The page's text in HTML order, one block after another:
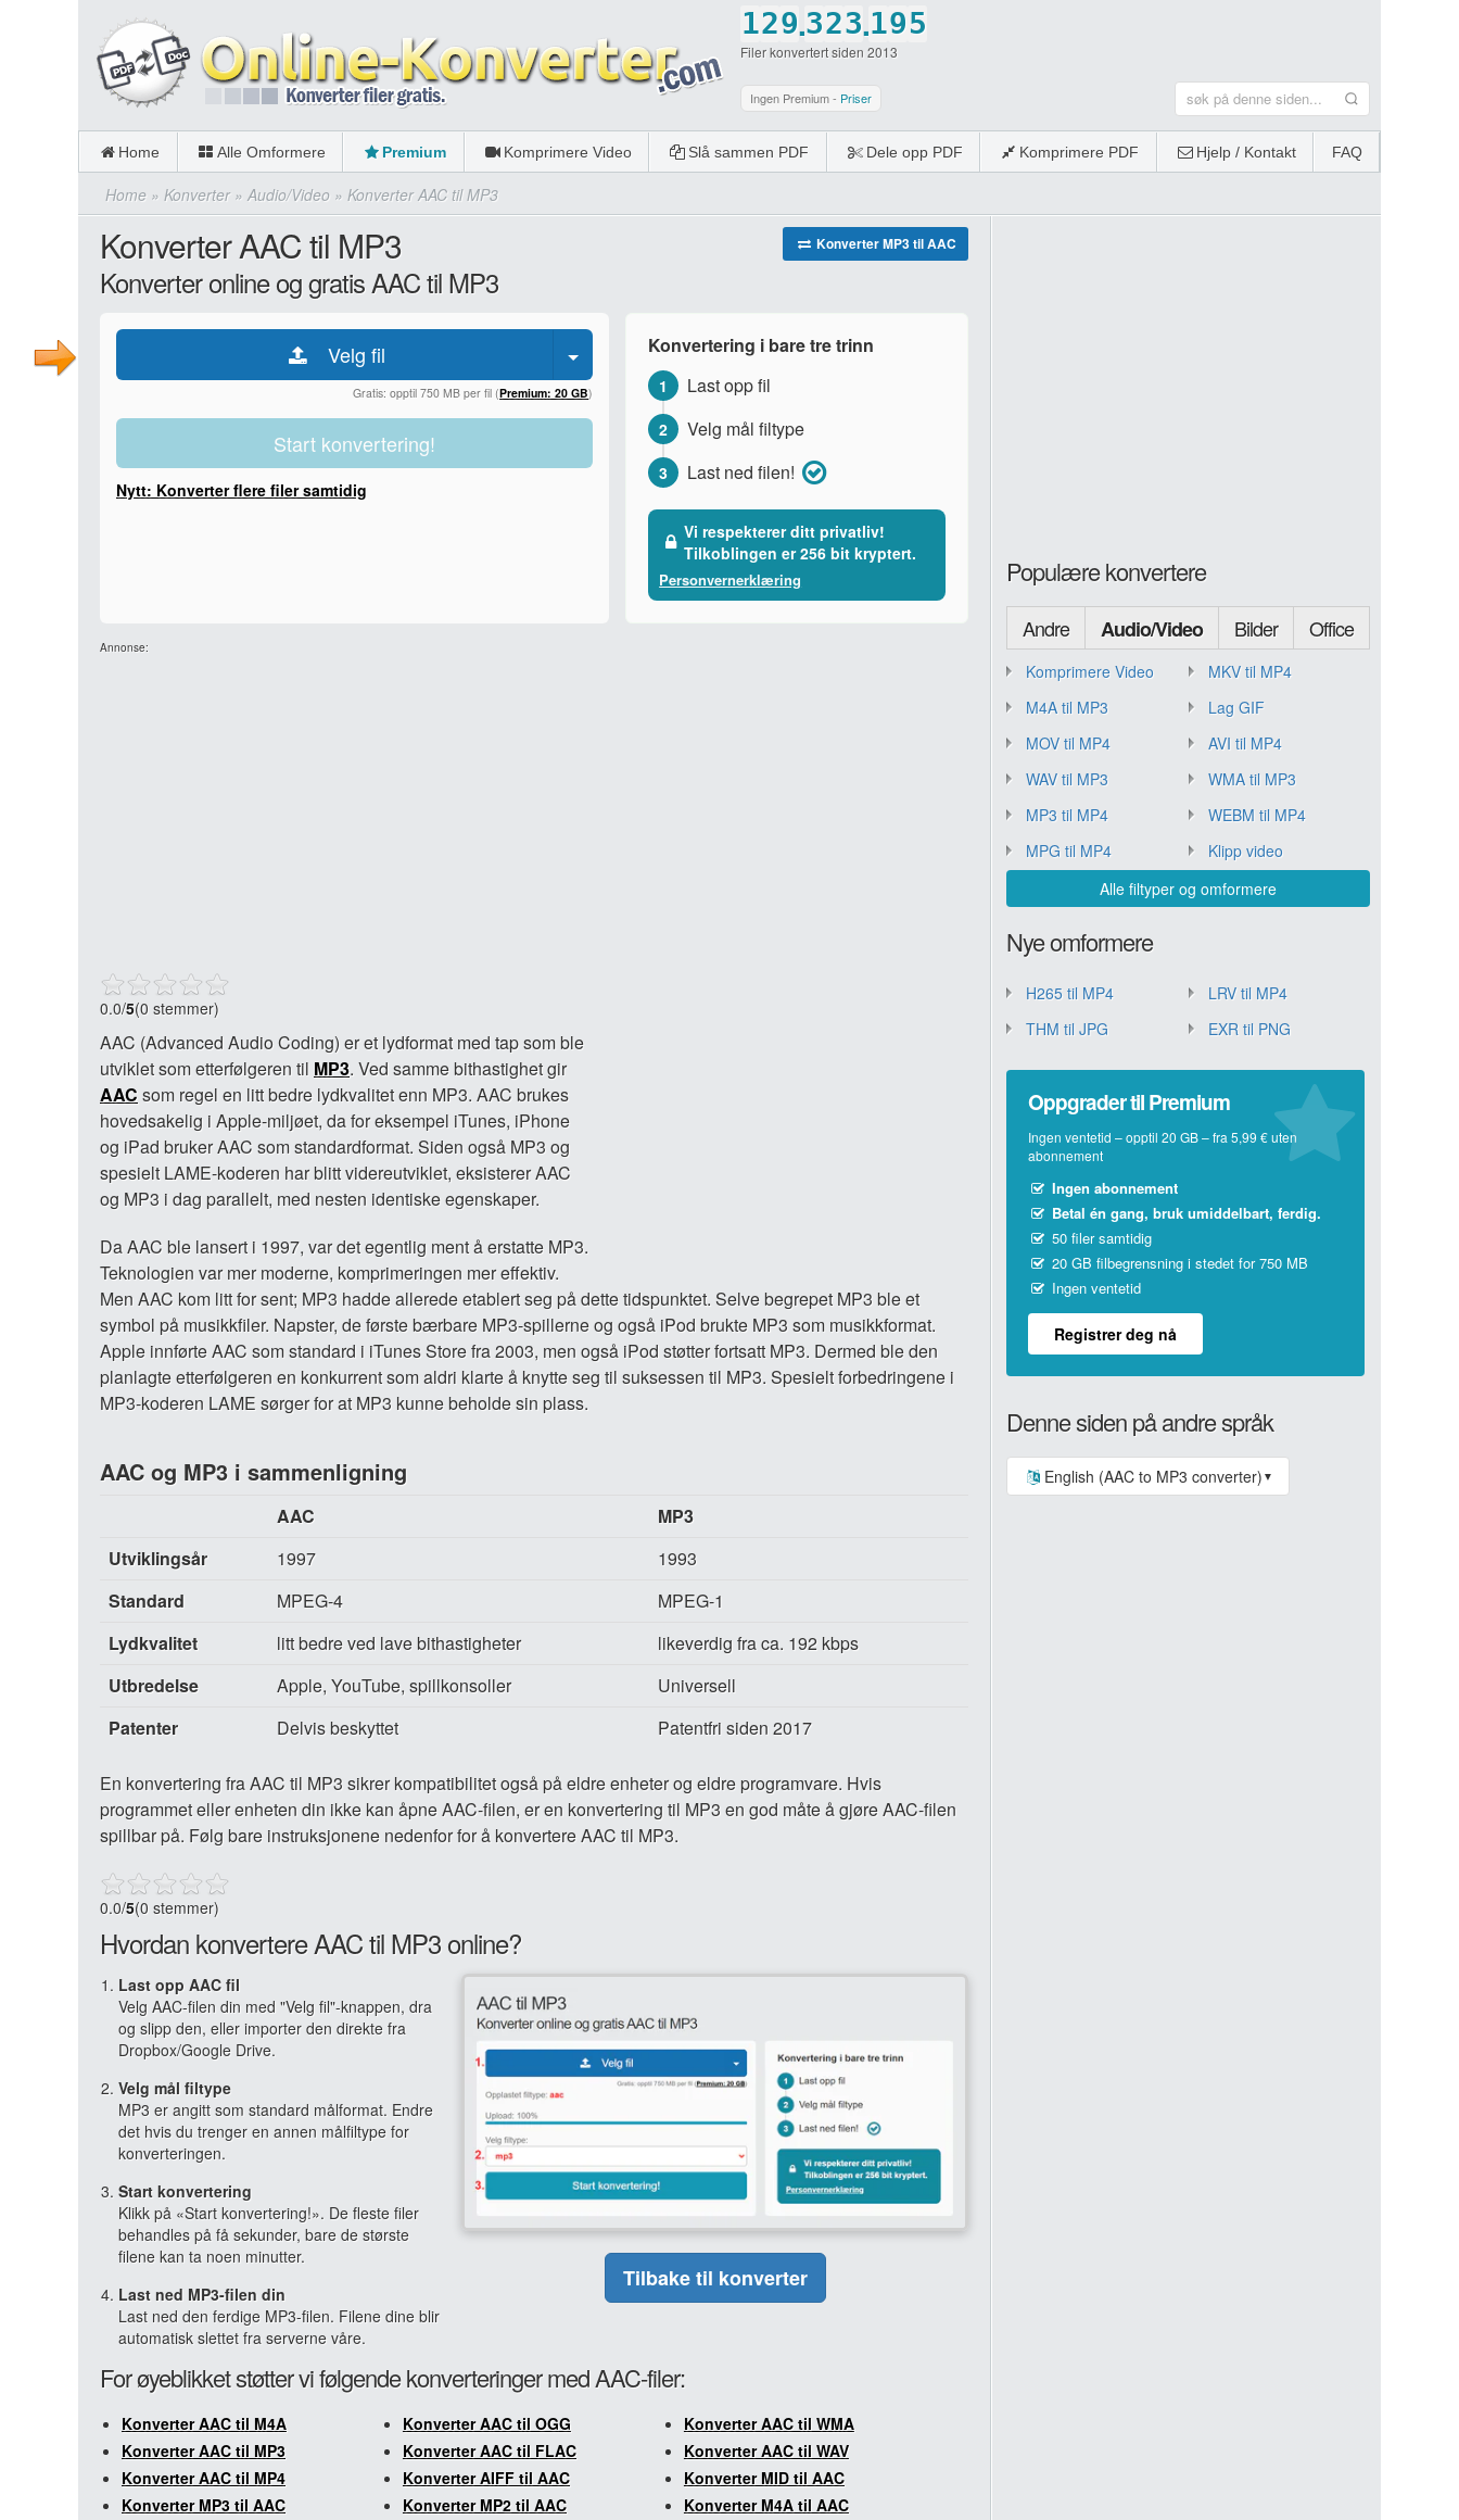
1
2
3
4
5
6
0
2
3
4
5
6
7
9
0
.3
4
5
6
7
8
9
2
3
4
5
6
7
8
3
4
5
6
7
8
9
.1
2
3
4
5
6
7
0
9
0
5
8
9
0
Filer konvertert siden 2013
Ingen Premium - Priser
Home Alle Omformere Premium Komprimere Video Slå sammen PDF Dele opp PDF Komprimere PDF Hjelp / Kontakt FAQ
Home » Konverter» Audio/Video » Konverter AAC til MP3
Konverter MP3 til AAC
Konverter AAC til MP3
Konverter online og gratis AAC til MP3
Velg fil
Gratis: opptil 750 MB per fil (Premium: 20 GB)
Start konvertering!
Nytt: Konverter flere filer samtidig
Konvertering i bare tre trinn
1 Last opp fil
2 Velg mål filtype
3 Last ned filen!
Vi respekterer ditt privatliv!
Tilkoblingen er 256 bit kryptert.
Personvernerklæring
Annonse:
0.0/5(0 stemmer)
AAC (Advanced Audio Coding) er et lydformat med tap som ble
utviklet som etterfølgeren til MP3. Ved samme bithastighet gir
AAC som regel en litt bedre lydkvalitet enn MP3. AAC brukes
hovedsakelig i Apple-miljøet, da for eksempel iTunes, iPhone
og iPad bruker AAC som standardformat. Siden også MP3 og
spesielt LAME-koderen har blitt videreutviklet, eksisterer AAC
og MP3 i dag parallelt, med nesten identiske egenskaper.
Da AAC ble lansert i 1997, var det egentlig ment å erstatte MP3.
Teknologien var mer moderne, komprimeringen mer effektiv.
Men AAC kom litt for sent; MP3 hadde allerede etablert seg på dette tidspunktet. Selve begrepet MP3 ble et
symbol på musikkfiler. Napster, de første bærbare MP3-spillerne og også iPod brukte MP3 som musikkformat.
Apple innførte AAC som standard i iTunes Store fra 2003, men også iPod støtter fortsatt MP3. Dermed ble den
planlagte etterfølgeren en konkurrent som aldri klarte å knytte seg til suksessen til MP3. Spesielt forbedringene i
MP3-koderen LAME sørger for at MP3 kunne beholde sin plass.
AAC og MP3 i sammenligning
AAC
MP3
Utviklingsår
1997
1993
Standard
MPEG-4
MPEG-1
Lydkvalitet
litt bedre ved lave bithastigheter
likeverdig fra ca. 192 kbps
Utbredelse
Apple, YouTube, spillkonsoller
Universell
Patenter
Delvis beskyttet Patentfri siden 2017
En konvertering fra AAC til MP3 sikrer kompatibilitet også på eldre enheter og eldre programvare. Hvis
programmet eller enheten din ikke kan åpne AAC-filen, er en konvertering til MP3 en god måte å gjøre AAC-filen
spillbar på. Følg bare instruksjonene nedenfor for å konvertere AAC til MP3.
0.0/5(0 stemmer)
Hvordan konvertere AAC til MP3 online?
Last opp AAC fil
Velg AAC-filen din med "Velg fil"-knappen, dra
og slipp den, eller importer den direkte fra
Dropbox/Google Drive.
Velg mål filtype
MP3 er angitt som standard målformat. Endre
det hvis du trenger en annen målfiltype for
konverteringen.
Start konvertering
Klikk på «Start konvertering!». De fleste filer
behandles på få sekunder, bare de største
filene kan ta noen minutter.
Last ned MP3-filen din
Last ned den ferdige MP3-filen. Filene dine blir
automatisk slettet fra serverne våre.
Tilbake til konverter
For øyeblikket støtter vi følgende konverteringer med AAC-filer:
Konverter AAC til M4A Konverter AAC til OGG
Konverter AAC til WMA
Konverter AAC til MP3
Konverter AAC til FLAC
Konverter AAC til WAV
Konverter AAC til MP4
Konverter AIFF til AAC
Konverter MID til AAC
Konverter MP3 til AAC
Konverter MP2 til AAC
Konverter M4A til AAC
Populære konvertere
Andre Audio/Video Bilder Office
Komprimere Video
MKV til MP4
M4A til MP3
Lag GIF
MOV til MP4
AVI til MP4
WAV til MP3
WMA til MP3
MP3 til MP4
WEBM til MP4
MPG til MP4
Klipp video
Alle filtyper og omformere
Nye omformere
H265 til MP4
LRV til MP4
THM til JPG
EXR til PNG
Oppgrader til Premium
Ingen ventetid – opptil 20 GB – fra 5,99 € uten
abonnement
Ingen abonnement
Betal én gang, bruk umiddelbart, ferdig.
50 filer samtidig
20 GB filbegrensning i stedet for 750 MB
Ingen ventetid
Registrer deg nå
Denne siden på andre språk
English (AAC to MP3 converter) ▼